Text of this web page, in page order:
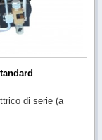
di serie (a